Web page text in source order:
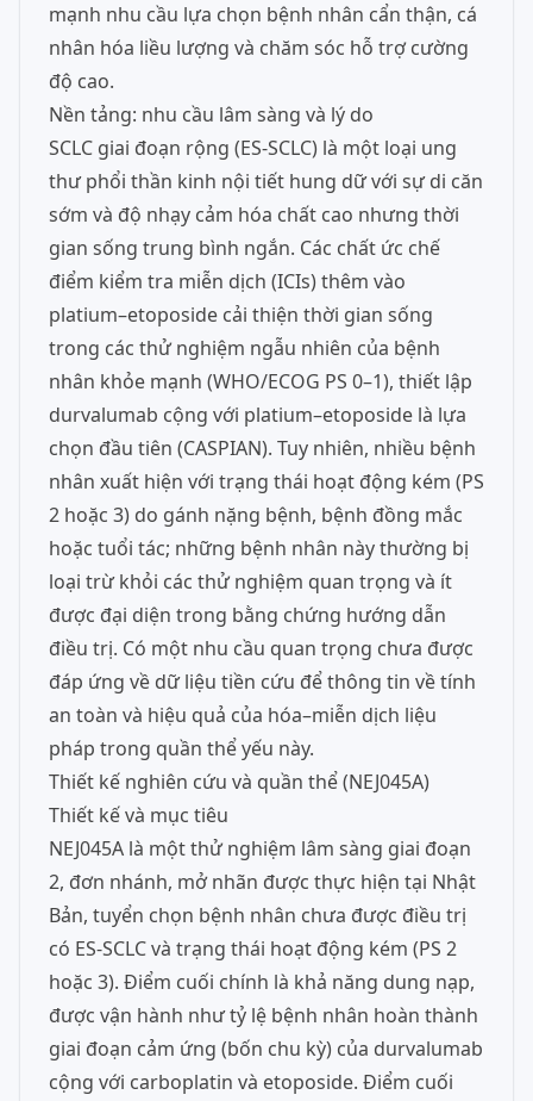
mạnh nhu cầu lựa chọn bệnh nhân cẩn thận, cá
nhân hóa liều lượng và chăm sóc hỗ trợ cường
độ cao.
Nền tảng: nhu cầu lâm sàng và lý do
SCLC giai đoạn rộng (ES-SCLC) là một loại ung
thư phổi thần kinh nội tiết hung dữ với sự di căn
sớm và độ nhạy cảm hóa chất cao nhưng thời
gian sống trung bình ngắn. Các chất ức chế
điểm kiểm tra miễn dịch (ICIs) thêm vào
platium–etoposide cải thiện thời gian sống
trong các thử nghiệm ngẫu nhiên của bệnh
nhân khỏe mạnh (WHO/ECOG PS 0–1), thiết lập
durvalumab cộng với platium–etoposide là lựa
chọn đầu tiên (CASPIAN). Tuy nhiên, nhiều bệnh
nhân xuất hiện với trạng thái hoạt động kém (PS
2 hoặc 3) do gánh nặng bệnh, bệnh đồng mắc
hoặc tuổi tác; những bệnh nhân này thường bị
loại trừ khỏi các thử nghiệm quan trọng và ít
được đại diện trong bằng chứng hướng dẫn
điều trị. Có một nhu cầu quan trọng chưa được
đáp ứng về dữ liệu tiền cứu để thông tin về tính
an toàn và hiệu quả của hóa–miễn dịch liệu
pháp trong quần thể yếu này.
Thiết kế nghiên cứu và quần thể (NEJ045A)
Thiết kế và mục tiêu
NEJ045A là một thử nghiệm lâm sàng giai đoạn
2, đơn nhánh, mở nhãn được thực hiện tại Nhật
Bản, tuyển chọn bệnh nhân chưa được điều trị
có ES-SCLC và trạng thái hoạt động kém (PS 2
hoặc 3). Điểm cuối chính là khả năng dung nạp,
được vận hành như tỷ lệ bệnh nhân hoàn thành
giai đoạn cảm ứng (bốn chu kỳ) của durvalumab
cộng với carboplatin và etoposide. Điểm cuối